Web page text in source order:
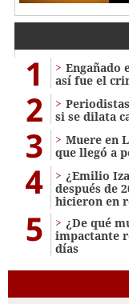
1
Engañado
así fue el
2
si se dilata
3
Muere en
que llegó a
4
¿Emilio
después de
hicieron en
5
¿De qué
impactante
días